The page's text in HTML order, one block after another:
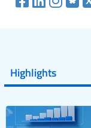
Highlights